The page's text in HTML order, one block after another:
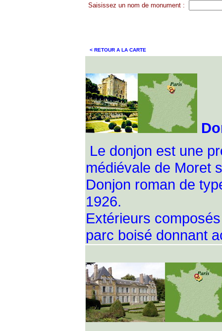
Saisissez un nom de monument :
< RETOUR A LA CARTE
Le donjon est une
médiévale de Moret
Donjon roman de
1926.
Extérieurs
parc boisé donnant